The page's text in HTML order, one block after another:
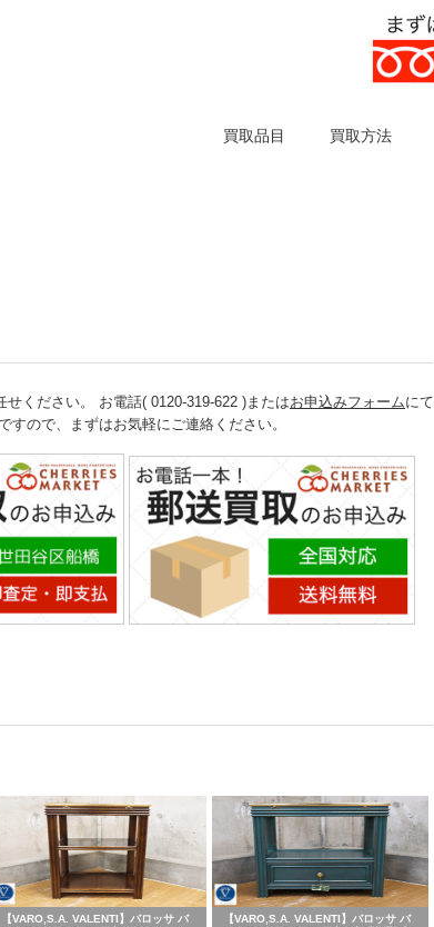
買取品目 買取方法
ください。 お電話( 0120-319-622 )またはお申込みフォームにて
ので、まずはお気軽にご連絡ください。
【VARO,S.A. VALENTI】バロッサ バ
【VARO,S.A. VALENTI】バロッサ バ